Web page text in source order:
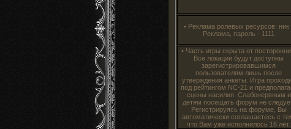
• Реклама ролевых ресурсов: ник
Реклама, пароль - 1111
• Часть игры скрыта от
Все локации будут доступны
зарегистрировавшимся
пользователям лишь после
утверждения анкеты. Игра
под рейтингом NC-21 и
сцены насилия. Слабонервным и
детям посещать форум не
Регистрируясь на форуме, Вы
автоматически соглашаетесь с
что Вам уже исполнилось 16 лет.